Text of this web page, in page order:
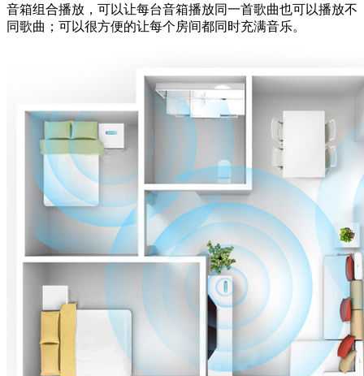
音箱组合播放，可以让每台音箱播放同一首歌曲也可以播放不
同歌曲；可以很方便的让每个房间都同时充满音乐。